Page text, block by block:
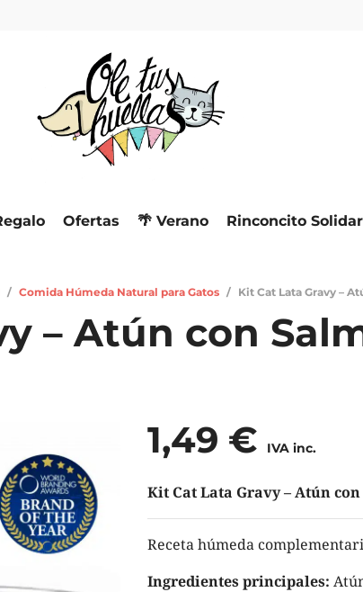
Ofertas 🌴 Verano Rinconcito
/ Comida Húmeda Natural para Gatos / Kit Cat Lata Gravy –
– Atún con
1,49 € IVA inc.
Kit Cat Lata Gravy – Atún
Receta húmeda
Ingredientes principales: